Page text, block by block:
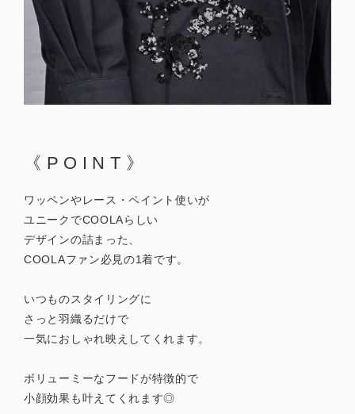
《POINT》
ワッペンやレース・ペイント使いが
ユニークでCOOLAらしい
デザインの詰まった、
COOLAファン必見の1着です。
いつものスタイリングに
さっと羽織るだけで
一気におしゃれ映えしてくれます。
ボリューミーなフードが特徴的で
小顔効果も叶えてくれます◎